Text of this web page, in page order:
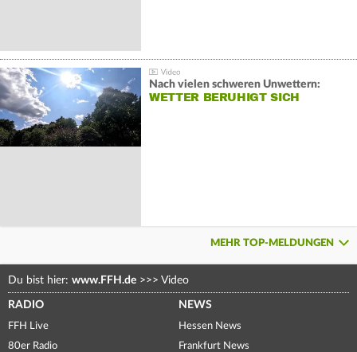
Nach vielen schweren Unwettern:
WETTER BERUHIGT SICH
MEHR TOP-MELDUNGEN
Du bist hier: www.FFH.de >>> Video
RADIO
FFH Live
80er Radio
NEWS
Hessen News
Frankfurt News